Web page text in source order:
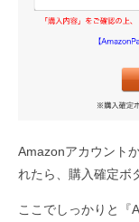
Amazonアカウント
れたら、購入確定ボ
ここでしっかりと『